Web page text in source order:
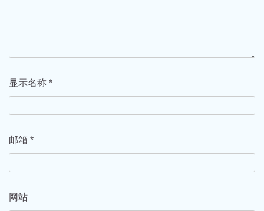
显示名称 *
邮箱 *
网站